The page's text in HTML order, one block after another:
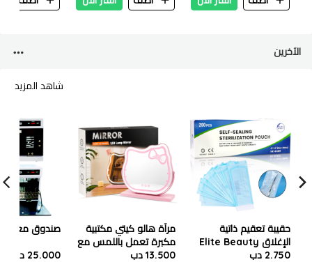
الآخرين
شاهد المزيد
حقيبة تعقيم ذاتية
الإغلاق Elite Beauty
90x260 مم 200 قطعة
2.750 دب
مرآة هالو كيتي مكتبية
مكبرة تعمل باللمس مع
إضاءة LED - JX-514
13.500 دب
صندوق معقم
25.000 دب